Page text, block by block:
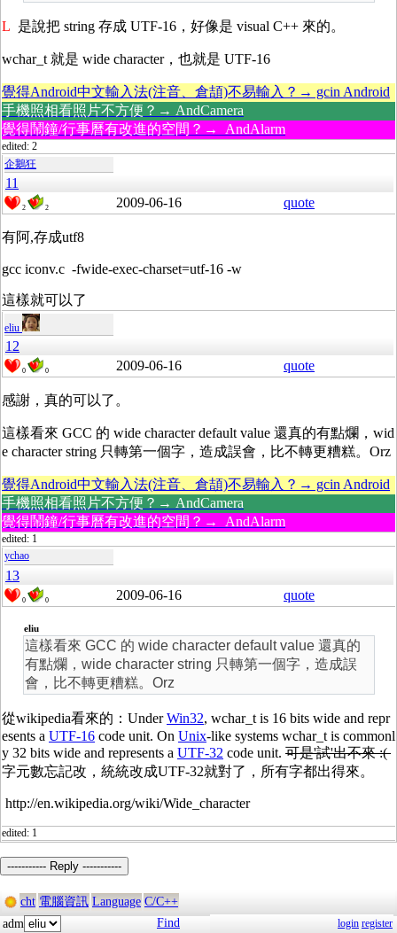
L 是說把 string 存成 UTF-16，好像是 visual C++ 來的。
wchar_t 就是 wide character，也就是 UTF-16
覺得Android中文輸入法(注音、倉頡)不易輸入？→ gcin Android
手機照相看照片不方便？→ AndCamera
覺得鬧鐘/行事曆有改進的空間？→ AndAlarm
edited: 2
企鵝狂
11
2 2 2009-06-16 quote
有阿,存成utf8
gcc iconv.c -fwide-exec-charset=utf-16 -w
這樣就可以了
eliu
12
0 0 2009-06-16 quote
感謝，真的可以了。
這樣看來 GCC 的 wide character default value 還真的有點爛，wid
e character string 只轉第一個字，造成誤會，比不轉更糟糕。Orz
覺得Android中文輸入法(注音、倉頡)不易輸入？→ gcin Android
手機照相看照片不方便？→ AndCamera
覺得鬧鐘/行事曆有改進的空間？→ AndAlarm
edited: 1
ychao
13
0 0 2009-06-16 quote
eliu
這樣看來 GCC 的 wide character default value 還真的
有點爛，wide character string 只轉第一個字，造成誤
會，比不轉更糟糕。Orz
從wikipedia看來的：UnderWin32, wchar_t is 16 bits wide and repr
esents a UTF-16 code unit. On Unix-like systems wchar_t is commonl
y 32 bits wide and represents a UTF-32 code unit. 可是'試'出不來 :(
字元數忘記改，統統改成UTF-32就對了，所有字都出得來。
http://en.wikipedia.org/wiki/Wide_character
edited: 1
----------- Reply -----------
cht 電腦資訊 Language C/C++
adm
Find login register